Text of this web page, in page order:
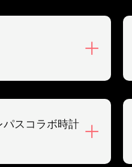
パスコラボ時計